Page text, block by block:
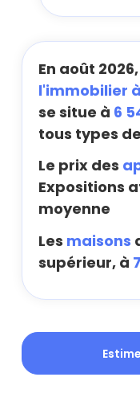
En août
l'immobilier
se situe à 6
tous types
Le prix des
Expositions
moyenne
Les maisons
supérieur, à